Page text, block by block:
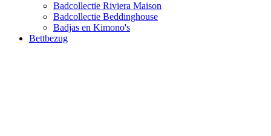
Badcollectie Riviera Maison
Badcollectie Beddinghouse
Badjas en Kimono's
Bettbezug